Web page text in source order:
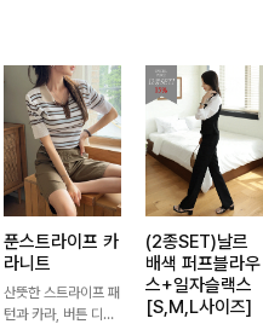
푼스트라이프 카
라니트
산뜻한 스트라이프 패
턴과 카라, 버튼 디테
(2종SET)날르
배색 퍼프블라우
스+일자슬랙스
[S,M,L사이즈]